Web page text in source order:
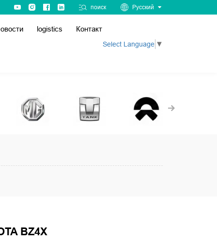
поиск Русский
logistics Контакт
Select Language ▼
BZ4X